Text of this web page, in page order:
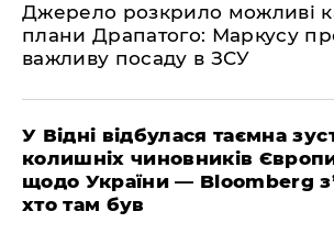
​Джерело розкрило можливі
плани Драпатого: Маркусу
важливу посаду в ЗСУ
​У Відні відбулася таємна
колишніх чиновників Європи
щодо України — Bloomberg
хто там був